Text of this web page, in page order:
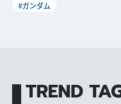
#ガンダム
TREND